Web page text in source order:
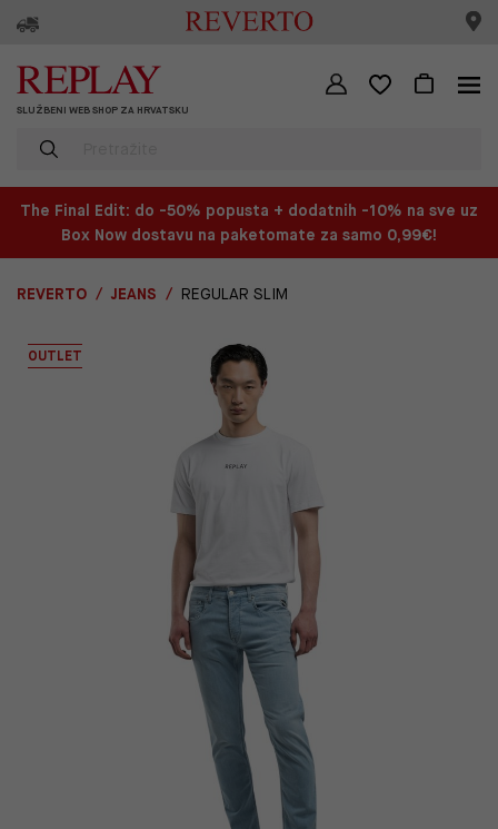
SLUŽBENI WEB SHOP ZA HRVATSKU
The Final Edit: do -50% popusta + dodatnih -10% na sve uz
Box Now dostavu na paketomate za samo 0,99€!
REVERTO JEANS REGULAR SLIM
OUTLET